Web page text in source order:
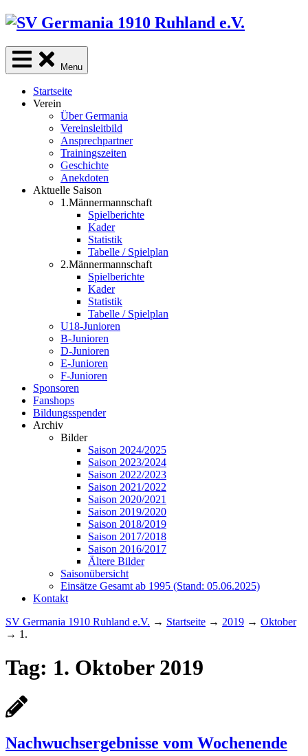
Skip
content
Menu
Startseite
Verein
Über Germania
Vereinsleitbild
Ansprechpartner
Trainingszeiten
Geschichte
Anekdoten
Aktuelle Saison
1.Männermannschaft
Spielberichte
Kader
Statistik
Tabelle / Spielplan
2.Männermannschaft
Spielberichte
Kader
Statistik
Tabelle / Spielplan
U18-Junioren
B-Junioren
D-Junioren
E-Junioren
F-Junioren
Sponsoren
Fanshops
Bildungsspender
Archiv
Bilder
Saison 2024/2025
Saison 2023/2024
Saison 2022/2023
Saison 2021/2022
Saison 2020/2021
Saison 2019/2020
Saison 2018/2019
Saison 2017/2018
Saison 2016/2017
Ältere Bilder
Saisonübersicht
Einsätze Gesamt ab 1995 (Stand: 05.06.2025)
Kontakt
SV Germania 1910 Ruhland e.V. → Startseite → 2019 → Oktober
→ 1.
Tag: 1. Oktober 2019
Nachwuchsergebnisse vom Wochenende